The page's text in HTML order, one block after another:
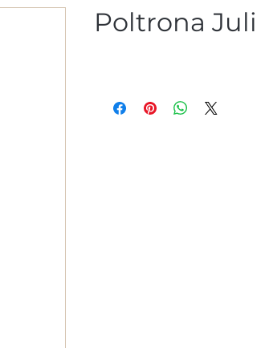
Poltrona Juli